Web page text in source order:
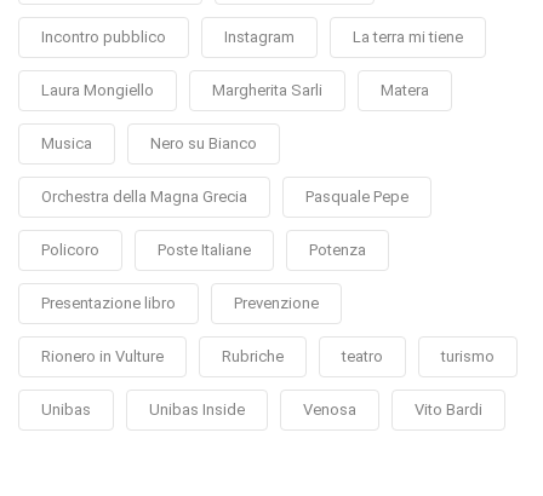
Incontro pubblico Instagram La terra mi tiene
Laura Mongiello Margherita Sarli Matera
Musica Nero su Bianco
Orchestra della Magna Grecia Pasquale Pepe
Policoro Poste Italiane Potenza
Presentazione libro Prevenzione
Rionero in Vulture Rubriche teatro turismo
Unibas Unibas Inside Venosa Vito Bardi